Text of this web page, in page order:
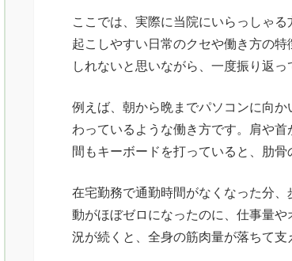
ここでは、実際に当院にいらっしゃ
起こしやすい日常のクセや働き方の
しれないと思いながら、一度振り返っ
例えば、朝から晩までパソコンに向
わっているような働き方です。肩や
間もキーボードを打っていると、肋
在宅勤務で通勤時間がなくなった分
動がほぼゼロになったのに、仕事量
況が続くと、全身の筋肉量が落ちて支